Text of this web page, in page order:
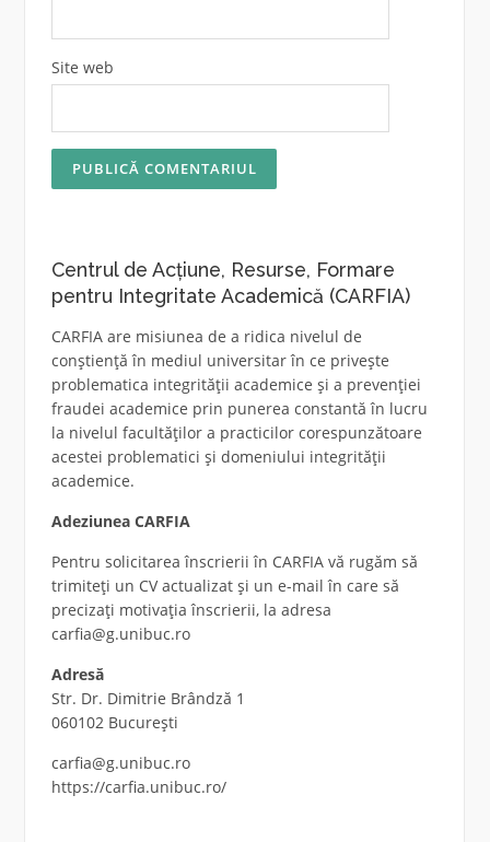
Site web
Centrul de Acțiune, Resurse, Formare
pentru Integritate Academică (CARFIA)
CARFIA are misiunea de a ridica nivelul de
conștiență în mediul universitar în ce privește
problematica integrității academice și a prevenției
fraudei academice prin punerea constantă în lucru
la nivelul facultăților a practicilor corespunzătoare
acestei problematici și domeniului integrității
academice.
Adeziunea CARFIA
Pentru solicitarea înscrierii în CARFIA vă rugăm să
trimiteți un CV actualizat și un e-mail în care să
precizați motivația înscrierii, la adresa
carfia@g.unibuc.ro
Adresă
Str. Dr. Dimitrie Brândză 1
060102 București
carfia@g.unibuc.ro
https://carfia.unibuc.ro/